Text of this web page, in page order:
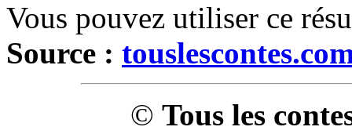
Vous pouvez utiliser ce
Source :
© Tous les